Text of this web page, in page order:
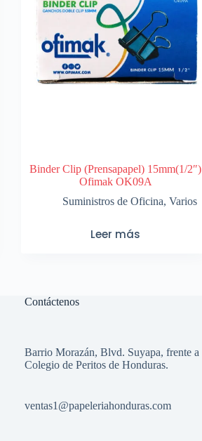
Binder Clip (Prensapapel) 15mm(1/2″)
Ofimak OK09A
Suministros de Oficina, Varios
Leer más
Contáctenos
Barrio Morazán, Blvd. Suyapa, frente a
Colegio de Peritos de Honduras.
ventas1 @papeleriahonduras.com